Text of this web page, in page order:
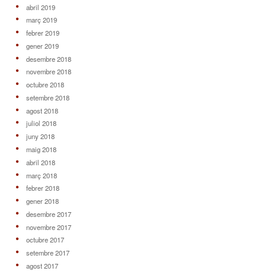
abril 2019
març 2019
febrer 2019
gener 2019
desembre 2018
novembre 2018
octubre 2018
setembre 2018
agost 2018
juliol 2018
juny 2018
maig 2018
abril 2018
març 2018
febrer 2018
gener 2018
desembre 2017
novembre 2017
octubre 2017
setembre 2017
agost 2017